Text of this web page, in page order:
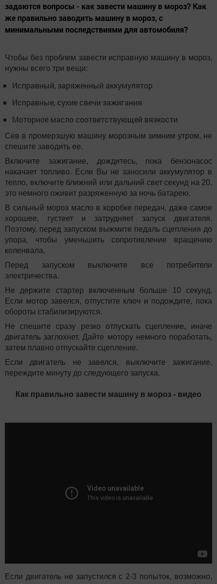
задаются вопросы - как завести машину в мороз? Как
же правильно заводить машину в мороз, с
минимальными последствиями для автомобиля?
Чтобы без проблем завести исправную машину в мороз,
нужны всего три вещи:
Исправный, заряженный аккумулятор
Исправные, сухие свечи зажигания
Моторное масло соответствующей вязкости
Сев в промерзшую машину морозным зимним утром, не
спешите заводить ее.
Включите зажигание, дождитесь, пока бензонасос
накачает топливо. Если Вы не заносили аккумулятор в
тепло, включите ближний или дальний свет секунд на 20,
это немного оживит разряженную за ночь батарею.
В сильный мороз масло в коробке передач, даже самое
хорошее, густеет и затрудняет запуск двигателя.
Поэтому, перед запуском выжмите педаль сцепления до
упора, чтобы уменьшить сопротивление вращению
коленвала.
Перед запуском выключите все потребители
электричества.
Не держите стартер включенным больше 10 секунд.
Если мотор завелся, отпустите ключ и подождите, пока
обороты стабилизируются.
Не спешите сразу резко отпускать сцепление, иначе
двигатель заглохнет. Дайте мотору немного поработать,
затем плавно отпускайте сцепление.
Если двигатель не завелся, выключите зажигание,
переждите минуту до следующего запуска.
Как правильно завести машину в мороз - видео
Если двигатель не запустился с 2-3 попыток, возможно,